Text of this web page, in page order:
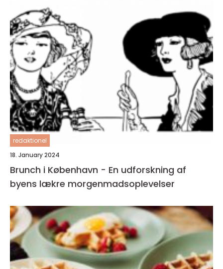
redaktionel
18. January 2024
Brunch i København - En udforskning af
byens lækre morgenmadsoplevelser